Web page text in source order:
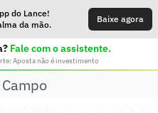
do Lance!
da mão.
Baixe agora
Fale com o assistente.
Aposta não é investimento